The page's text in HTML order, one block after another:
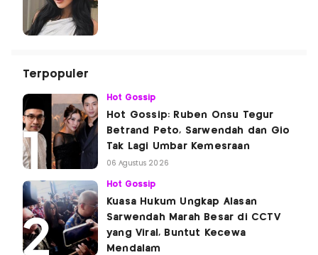
Terpopuler
Hot Gossip
Hot Gossip: Ruben Onsu Tegur
Betrand Peto, Sarwendah dan Gio
Tak Lagi Umbar Kemesraan
06 Agustus 2026
Hot Gossip
Kuasa Hukum Ungkap Alasan
Sarwendah Marah Besar di CCTV
yang Viral, Buntut Kecewa
Mendalam